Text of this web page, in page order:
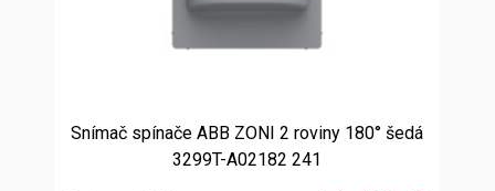
Snímač spínače ABB ZONI 2 roviny 180° šedá
3299T-A02182 241